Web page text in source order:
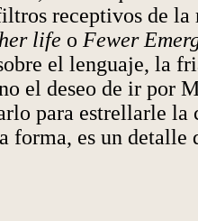
receptivos de la
life o Fewer
el lenguaje, la
el deseo de ir por
para estrellarle la
forma, es un detalle